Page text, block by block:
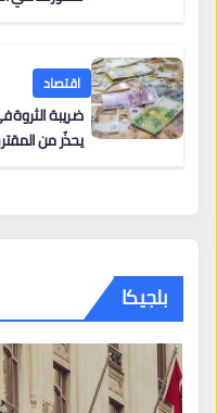
اقتصاد
يحذّر من
بلجيكا